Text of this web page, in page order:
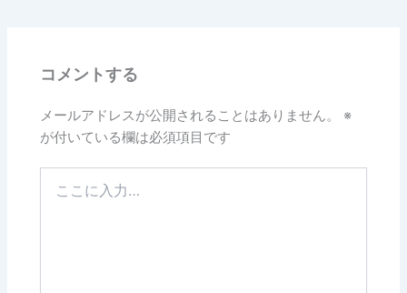
コメントする
メールアドレスが公開されることはありません。
※
が付いている欄は必須項目です